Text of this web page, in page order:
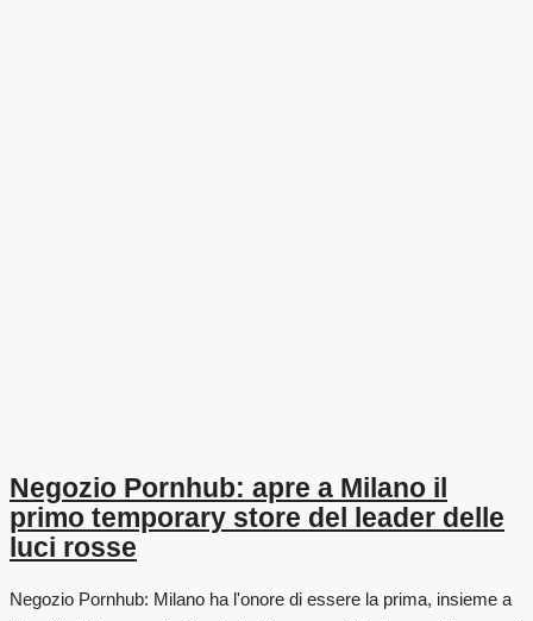
Negozio Pornhub: apre a Milano il
primo temporary store del leader delle
luci rosse
Negozio Pornhub: Milano ha l'onore di essere la prima, insieme a